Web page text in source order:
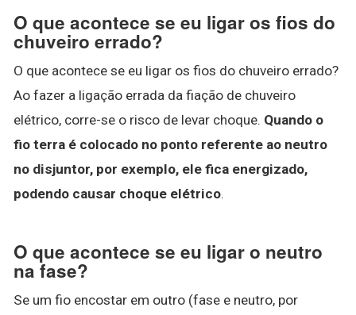
O que acontece se eu ligar os fios do
chuveiro errado?
O que acontece se eu ligar os fios do chuveiro errado?
Ao fazer a ligação errada da fiação de chuveiro
elétrico, corre-se o risco de levar choque. Quando o
fio terra é colocado no ponto referente ao neutro
no disjuntor, por exemplo, ele fica energizado,
podendo causar choque elétrico.
O que acontece se eu ligar o neutro
na fase?
Se um fio encostar em outro (fase e neutro, por